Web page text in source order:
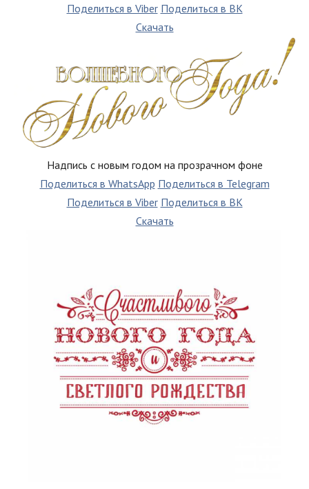
Поделиться в Viber Поделиться в ВК
Скачать
Надпись с новым годом на прозрачном фоне
Поделиться в WhatsApp Поделиться в Telegram
Поделиться в Viber Поделиться в ВК
Скачать